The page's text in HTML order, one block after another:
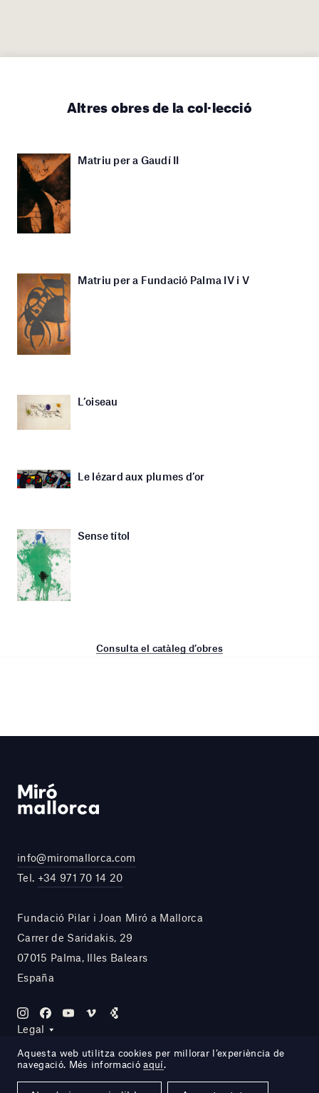
Altres obres de la col·lecció
Matriu per a Gaudí II
Matriu per a Fundació Palma IV i V
L’oiseau
Le lézard aux plumes d’or
Sense títol
Consulta el catàleg d’obres
info@miromallorca.com
Tel. +34 971 70 14 20
Fundació Pilar i Joan Miró a Mallorca
Carrer de Saridakis, 29
07015 Palma, Illes Balears
España
Legal
Site by DOMO—A
Aquesta web utilitza cookies per millorar l’experiència de
navegació. Més informacióaquí.